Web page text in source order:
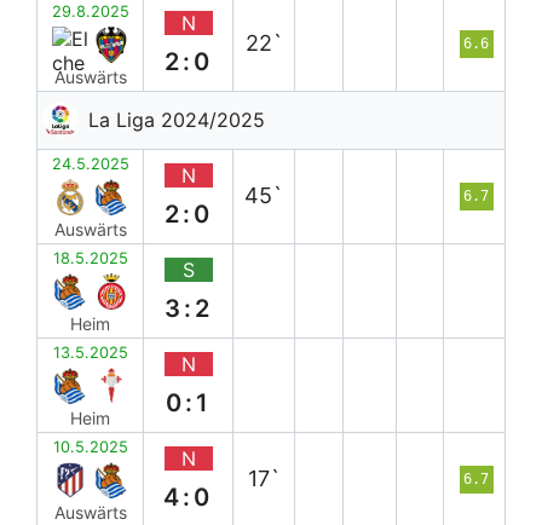
29.8.2025
Auswärts
N
2:0
22` 6.6
La Liga 2024/2025
24.5.2025
Auswärts
N
2:0
45` 6.7
18.5.2025
Heim
S
3:2
13.5.2025
Heim
N
0:1
10.5.2025
Auswärts
N
4:0
17` 6.7